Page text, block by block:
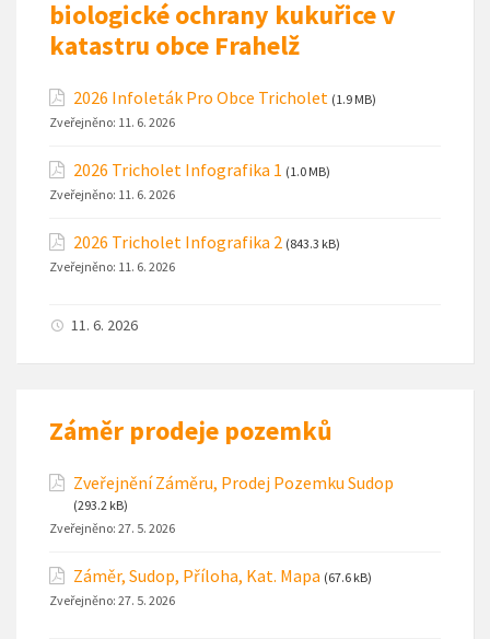
biologické ochrany kukuřice v
katastru obce Frahelž
2026 Infoleták Pro Obce Tricholet (1.9 MB)
Zveřejněno: 11. 6. 2026
2026 Tricholet Infografika 1 (1.0 MB)
Zveřejněno: 11. 6. 2026
2026 Tricholet Infografika 2 (843.3 kB)
Zveřejněno: 11. 6. 2026
11. 6. 2026
Záměr prodeje pozemků
Zveřejnění Záměru, Prodej Pozemku Sudop
(293.2 kB)
Zveřejněno: 27. 5. 2026
Záměr, Sudop, Příloha, Kat. Mapa (67.6 kB)
Zveřejněno: 27. 5. 2026